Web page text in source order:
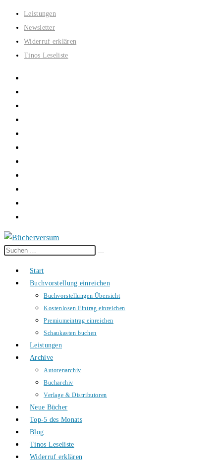
Zum
Inhalt
springen
Leistungen
Newsletter
Widerruf erklären
Tinos Leseliste
Diese
durchsuchen
Start
Buchvorstellung einreichen
Buchvorstellungen Übersicht
Kostenlosen Eintrag einreichen
Premiumeintrag einreichen
Schaukasten buchen
Leistungen
Archive
Autorenarchiv
Bucharchiv
Verlage & Distributoren
Neue Bücher
Top-5 des Monats
Blog
Tinos Leseliste
Widerruf erklären